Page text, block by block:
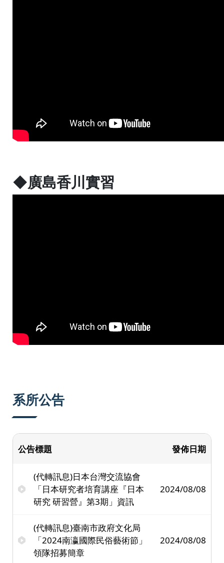
◆廣島香川實習
系所公告
公告標題 發佈日期
(代轉訊息)日本台灣交流協會
「日本研究者培育講座『日本
研究 研習營』第3期」資訊
2024/08/08
(代轉訊息)臺南市政府文化局
「2024南瀛國際民俗藝術節」
領隊招募簡章
2024/08/08